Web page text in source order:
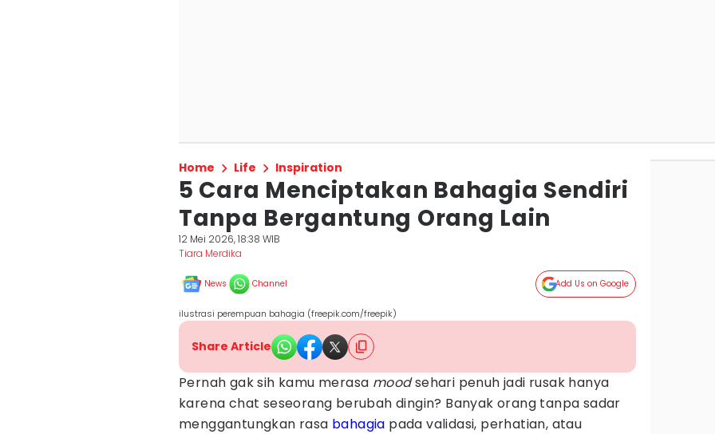
Home Life Inspiration
5 Cara Menciptakan Bahagia Sendiri
Tanpa Bergantung Orang Lain
12 Mei 2026, 18:38 WIB
Tiara Merdika
News Channel Add Us on Google
ilustrasi perempuan bahagia (freepik.com/freepik)
Share Article
Pernah gak sih kamu merasa moodsehari penuh jadi rusak hanya
karena chat seseorang berubah dingin? Banyak orang tanpa sadar
menggantungkan rasa bahagia pada validasi, perhatian, atau